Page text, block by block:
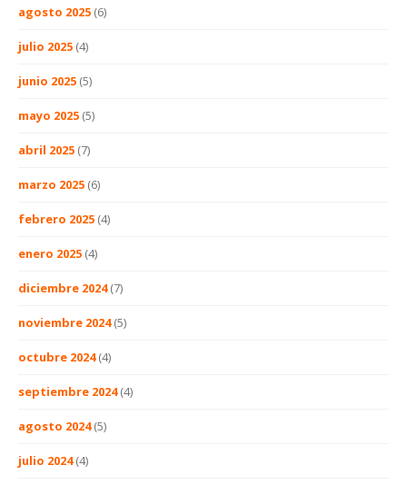
agosto 2025 (6)
julio 2025 (4)
junio 2025 (5)
mayo 2025 (5)
abril 2025 (7)
marzo 2025 (6)
febrero 2025 (4)
enero 2025 (4)
diciembre 2024(7)
noviembre 2024(5)
octubre 2024(4)
septiembre 2024(4)
agosto 2024(5)
julio 2024(4)